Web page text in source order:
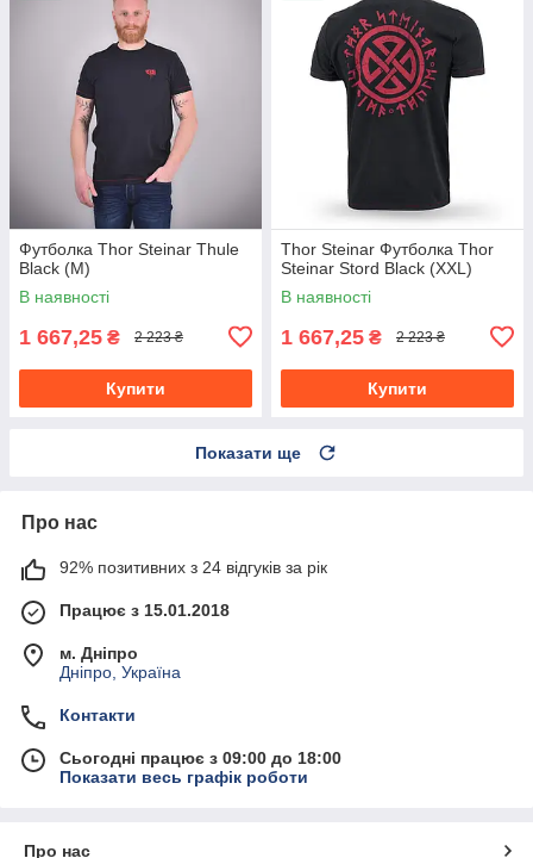
Футболка Thor Steinar Thule
Black (M)
В наявності
1 667,25 ₴ 2 223 ₴
Купити
Thor Steinar Футболка Thor
Steinar Stord Black (XXL)
В наявності
1 667,25 ₴ 2 223 ₴
Купити
Показати ще
Про нас
92% позитивних з 24 відгуків за рік
Працює з 15.01.2018
м. Дніпро
Дніпро, Україна
Контакти
Сьогодні працює з 09:00 до 18:00
Показати весь графік роботи
Про нас